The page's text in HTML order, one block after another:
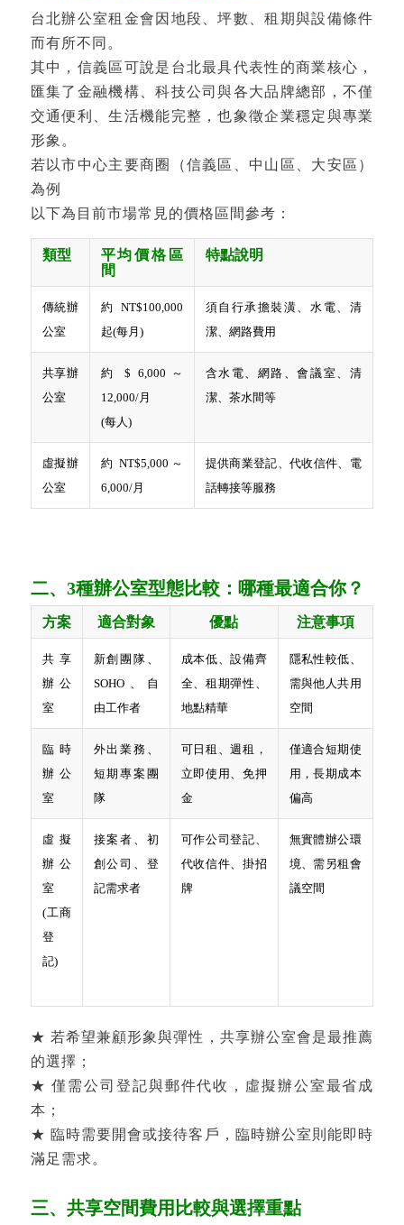
台北辦公室租金會因地段、坪數、租期與設備條件
而有所不同。
其中，信義區可說是台北最具代表性的商業核心，
匯集了金融機構、科技公司與各大品牌總部，不僅
交通便利、生活機能完整，也象徵企業穩定與專業
形象。
若以市中心主要商圈（信義區、中山區、大安區）
為例
以下為目前市場常見的價格區間參考：
類型
平均價格區
間
特點說明
傳統辦
公室
約 NT$100,000
起(每月)
須自行承擔裝潢、水電、清
潔、網路費用
共享辦
公室
約 $ 6,000～
12,000/月
(每人)
含水電、網路、會議室、清
潔、茶水間等
虛擬辦
公室
約 NT$5,000～
6,000/月
提供商業登記、代收信件、電
話轉接等服務
二、3種辦公室型態比較：哪種最適合你？
方案 適合對象 優點 注意事項
共享
辦公
室
新創團隊、
SOHO、自
由工作者
成本低、設備齊
全、租期彈性、
地點精華
隱私性較低、
需與他人共用
空間
臨時
辦公
室
外出業務、
短期專案團
隊
可日租、週租，
立即使用、免押
金
僅適合短期使
用，長期成本
偏高
虛擬
辦公
室
(工商
登
記)
接案者、初
創公司、登
記需求者
可作公司登記、
代收信件、掛招
牌
無實體辦公環
境、需另租會
議空間
★ 若希望兼顧形象與彈性，共享辦公室會是最推薦
的選擇；
★ 僅需公司登記與郵件代收，虛擬辦公室最省成
本；
★ 臨時需要開會或接待客戶，臨時辦公室則能即時
滿足需求。
三、共享空間費用比較與選擇重點